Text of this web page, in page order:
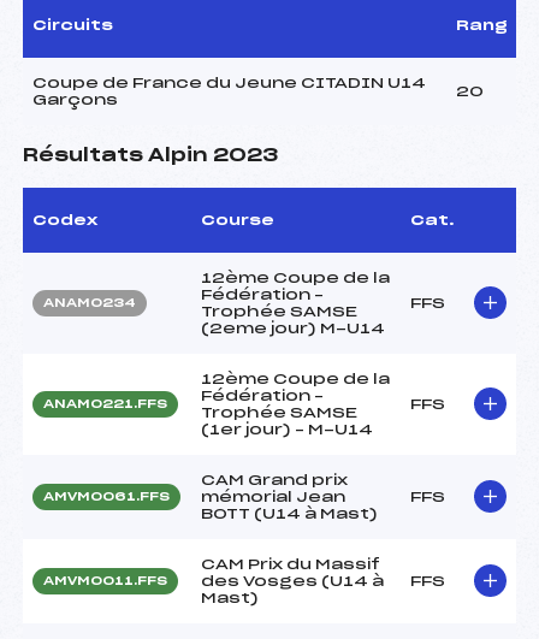
Circuits Rang
Coupe de France du Jeune CITADIN U14
Garçons
20
Résultats Alpin 2023
Codex Course Cat.
ANAM0234
12ème Coupe de la
Fédération –
Trophée SAMSE
(2eme jour) M-U14
FFS
ANAM0221.FFS
12ème Coupe de la
Fédération –
Trophée SAMSE
(1er jour) – M-U14
FFS
AMVM0061.FFS
CAM Grand prix
mémorial Jean
BOTT (U14 à Mast)
FFS
AMVM0011.FFS
CAM Prix du Massif
des Vosges (U14 à
Mast)
FFS